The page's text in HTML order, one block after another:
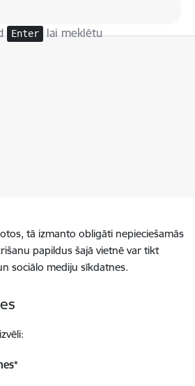
Enter lai meklētu
tā izmanto obligāti nepieciešamās
papildus šajā vietnē var tikt
sociālo mediju sīkdatnes.
*